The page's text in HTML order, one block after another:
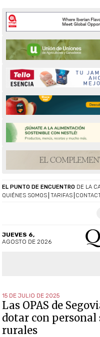
QUIÉNES SOMOS TARIFAS
EL PUNTO DE ENCUENTRO DE LA
JUEVES 6,
AGOSTO DE 2026
15 DE JULIO DE 2025
Las OPAS de
dotar con
rurales